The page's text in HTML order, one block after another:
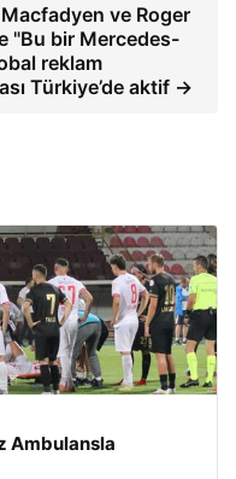
ve Roger
"Bu bir Mercedes-
reklam
Türkiye’de aktif →
Ambulansla